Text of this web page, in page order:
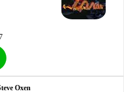
Oxen